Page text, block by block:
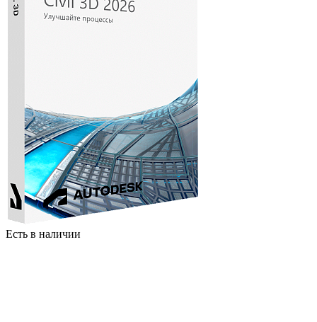
Есть в наличии